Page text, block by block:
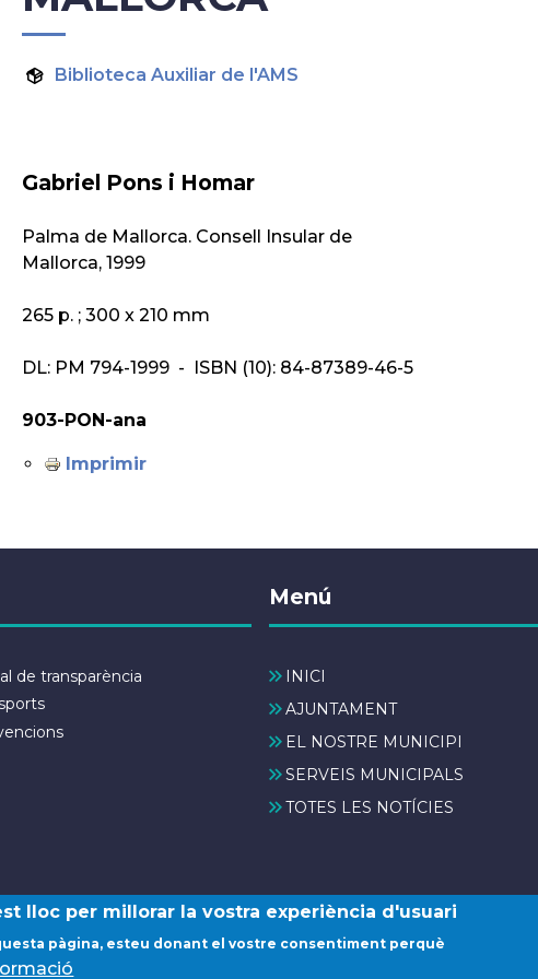
Biblioteca Auxiliar de l'AMS
Gabriel Pons i Homar
Palma de Mallorca. Consell Insular de
Mallorca, 1999
265 p. ; 300 x 210 mm
DL: PM 794-1999 - ISBN (10): 84-87389-46-5
903-PON-ana
Imprimir
de transparència
Menú
INICI
AJUNTAMENT
EL NOSTRE MUNICIPI
SERVEIS MUNICIPALS
TOTES LES NOTÍCIES
© Ajuntament de Santanyí. Tots els drets reservats.
legal
lloc per millorar la vostra experiència d'usuari
pàgina, esteu donant el vostre consentiment perquè